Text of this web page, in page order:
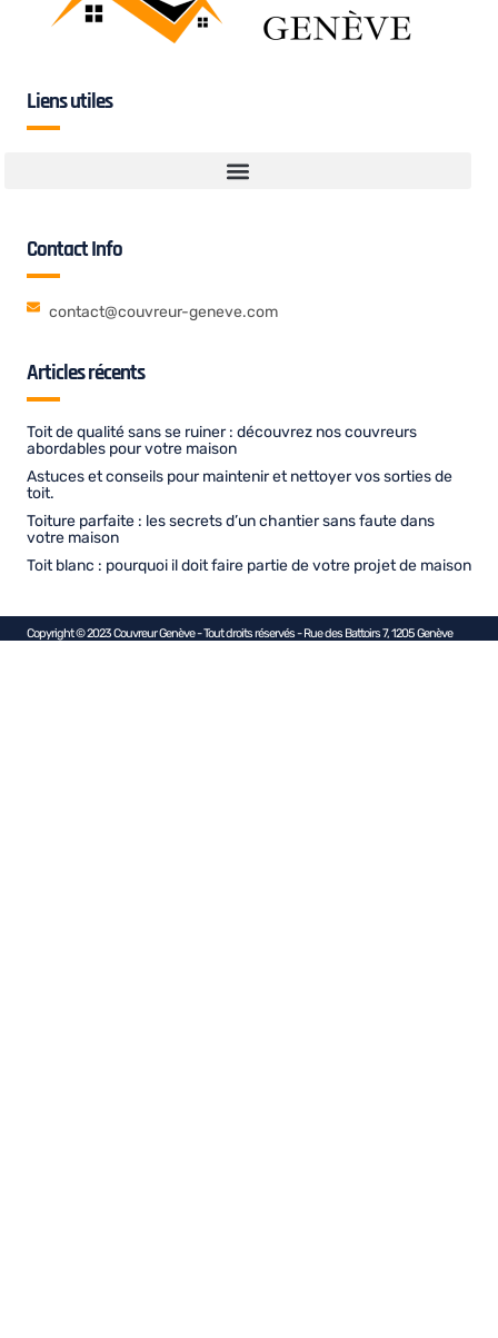
Liens utiles
Contact Info
contact@couvreur-geneve.com
Articles récents
Toit de qualité sans se ruiner : découvrez nos couvreurs
abordables pour votre maison
Astuces et conseils pour maintenir et nettoyer vos sorties de
toit.
Toiture parfaite : les secrets d’un chantier sans faute dans
votre maison
Toit blanc : pourquoi il doit faire partie de votre projet de maison
Copyright © 2023 Couvreur Genève - Tout droits réservés - Rue des Battoirs 7, 1205 Genève